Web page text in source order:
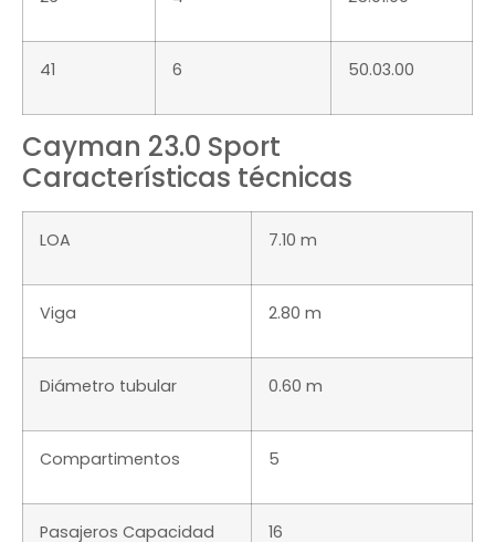
41 6 50.03.00
Cayman 23.0 Sport
Características técnicas
LOA 7.10 m
Viga 2.80 m
Diámetro tubular 0.60 m
Compartimentos 5
Pasajeros Capacidad 16